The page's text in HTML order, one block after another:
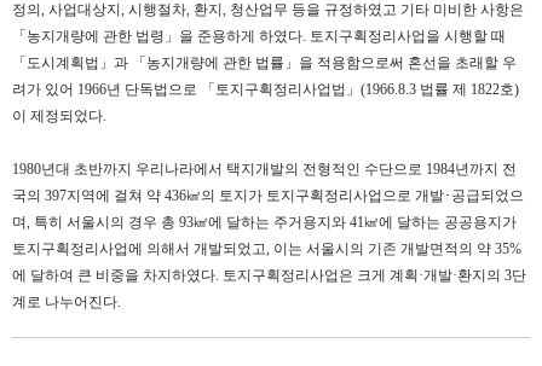
정의, 사업대상지, 시행절차, 환지, 청산업무 등을 규정하였고 기타 미비한 사항은
「농지개량에 관한 법령」을 준용하게 하였다. 토지구획정리사업을 시행할 때
「도시계획법」과 「농지개량에 관한 법률」을 적용함으로써 혼선을 초래할 우
려가 있어 1966년 단독법으로 「토지구획정리사업법」(1966.8.3 법률 제 1822호)
이 제정되었다.
1980년대 초반까지 우리나라에서 택지개발의 전형적인 수단으로 1984년까지 전
국의 397지역에 걸쳐 약 436㎢의 토지가 토지구획정리사업으로 개발･공급되었으
며, 특히 서울시의 경우 총 93㎢에 달하는 주거용지와 41㎢에 달하는 공공용지가
토지구획정리사업에 의해서 개발되었고, 이는 서울시의 기존 개발면적의 약 35%
에 달하여 큰 비중을 차지하였다. 토지구획정리사업은 크게 계획·개발·환지의 3단
계로 나누어진다.